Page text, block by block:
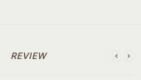
REVIEW
[[헤리티지월넛] 플랑 의자]